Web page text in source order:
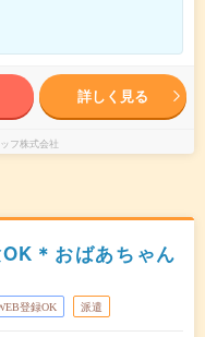
詳しく見る
フ株式会社
＊おばあちゃん
登録OK 派遣